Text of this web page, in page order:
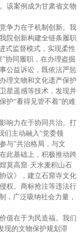
该案例成为甘肃省文物
争力在于机制创新。我
院创新构建全链条履职
式监督模式，实现柔性
协同履职，在办理盗掘
公益诉讼，既依法严惩
理文物和文化遗产保护
星遥感等技术，发现并
护“看得见管不着”的难
响力在于协同共治。打
们主动融入“党委领
与”共治格局，与文
此基础上，积极推动跨
莫高窟·天水麦积山石
议》，建立石窟寺文化
权、商标抢注等违法行
，广泛吸纳社会力量，
值在于为民造福。我们
现的文物保护规划滞